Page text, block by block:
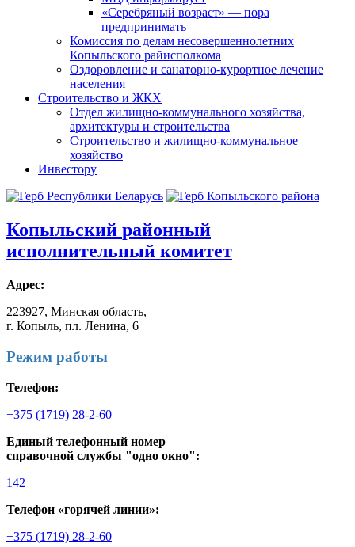
«Серебряный возраст» — пора
предпринимать
Комиссия по делам несовершеннолетних
Копыльского райисполкома
Оздоровление и санаторно-курортное лечение
населения
Строительство и ЖКХ
Отдел жилищно-коммунального хозяйства,
архитектуры и строительства
Строительство и жилищно-коммунальное
хозяйство
Инвестору
Копыльский районный
исполнительный комитет
Адрес:
223927, Минская область,
г. Копыль, пл. Ленина, 6
Режим работы
Телефон:
+375 (1719) 28-2-60
Единый телефонный номер
справочной службы "одно окно":
142
Телефон «горячей линии»:
+375 (1719) 28-2-60